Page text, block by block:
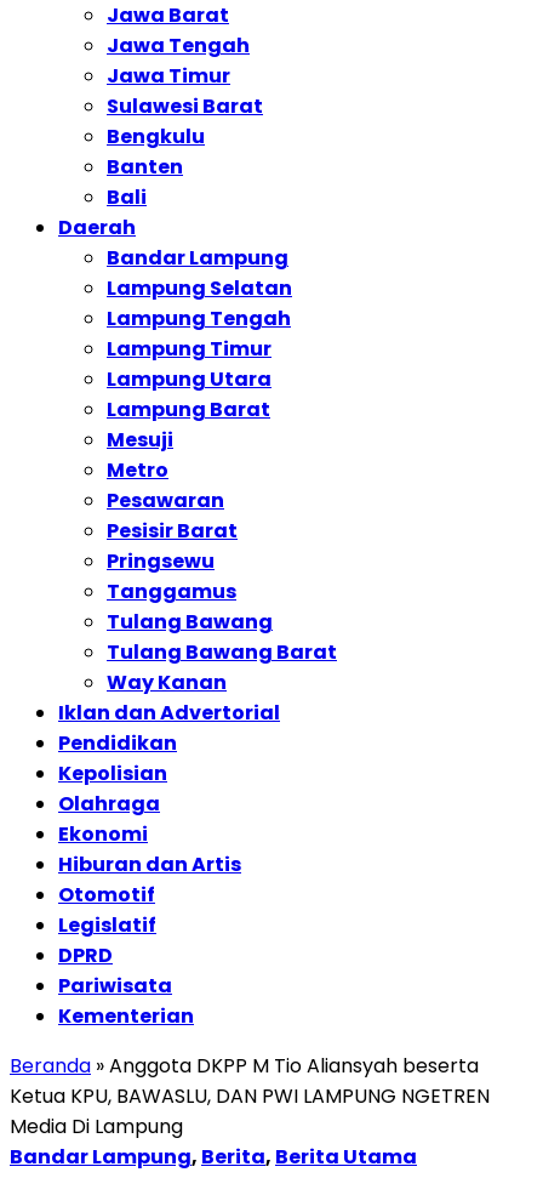
Jawa Barat
Jawa Tengah
Jawa Timur
Sulawesi Barat
Bengkulu
Banten
Bali
Daerah
Bandar Lampung
Lampung Selatan
Lampung Tengah
Lampung Timur
Lampung Utara
Lampung Barat
Mesuji
Metro
Pesawaran
Pesisir Barat
Pringsewu
Tanggamus
Tulang Bawang
Tulang Bawang Barat
Way Kanan
Iklan dan Advertorial
Pendidikan
Kepolisian
Olahraga
Ekonomi
Hiburan dan Artis
Otomotif
Legislatif
DPRD
Pariwisata
Kementerian
Beranda »Anggota DKPP M Tio Aliansyah beserta
Ketua KPU, BAWASLU, DAN PWI LAMPUNG NGETREN
Media Di Lampung
Bandar Lampung, Berita, Berita Utama